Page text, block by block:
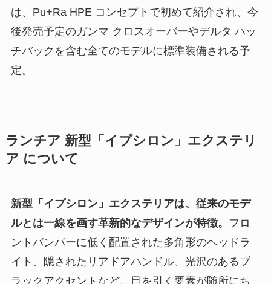
は、Pu+Ra HPE コンセプトで初めて紹介され、今
後発売予定のガンマ クロスオーバーやデルタ ハッ
チバックを含む全てのモデルに標準装備される予
定。
ランチア 新型「イプシロン」エクステリ
ア について
新型「イプシロン」エクステリアは、従来のモデ
ルとは一線を画す革新的なデザインが特徴。
フロ
ントバンパーに低く配置された多角形のヘッドラ
イト、隠されたリアドアハンドル、光沢のあるブ
ラックアクセントなど、目を引く要素が随所にち